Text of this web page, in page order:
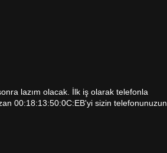
lazım olacak. İlk iş olarak telefonla
00:18:13:50:0C:EB'yi sizin telefonunuzun